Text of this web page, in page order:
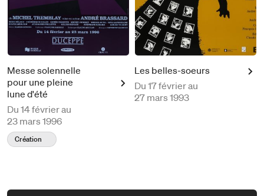
Messe solennelle
pour une pleine
lune d'été
Du 14 février au
23 mars 1996
Création
Les belles-soeurs
Du 17 février au
27 mars 1993